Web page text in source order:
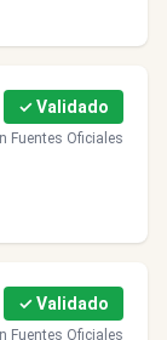
✓ Validado
Fuentes Oficiales
✓ Validado
Fuentes Oficiales